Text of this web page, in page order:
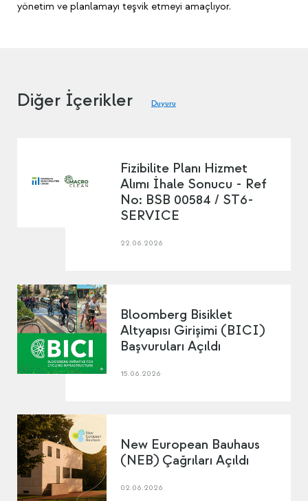
yönetim ve planlamayı teşvik etmeyi amaçlıyor.
Diğer İçerikler Duyuru
Fizibilite Planı Hizmet
Alımı İhale Sonucu - Ref
No: BSB 00584 / ST6-
SERVICE
22.06.2026
Bloomberg Bisiklet
Altyapısı Girişimi (BICI)
Başvuruları Açıldı
15.06.2026
New European Bauhaus
(NEB) Çağrıları Açıldı
02.06.2026